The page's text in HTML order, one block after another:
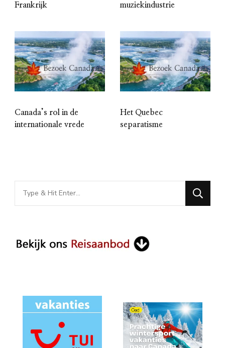
Frankrijk
muziekindustrie
Canada’s rol in de
internationale vrede
Het Quebec
separatisme
Looking
for